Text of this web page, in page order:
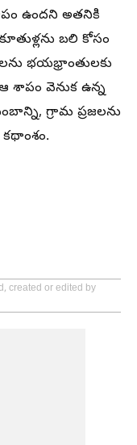
ఉందని అతనికి
బలి కోసం
భయభ్రాంతులకు
శాపం వెనుక ఉన్న
గ్రామ ప్రజలను
created or edited by